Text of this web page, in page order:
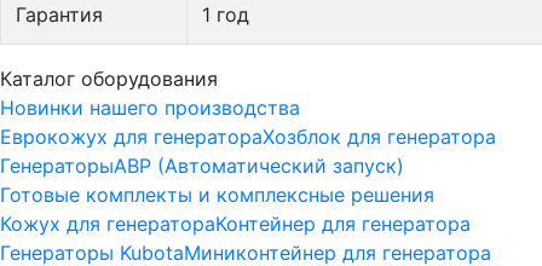
Гарантия 1 год
Каталог оборудования
Новинки нашего производства
Еврокожух для генератораХозблок для генератора
ГенераторыАВР (Автоматический запуск)
Готовые комплекты и комплексные решения
Кожух для генератораКонтейнер для генератора
Генераторы KubotaМиниконтейнер для генератора